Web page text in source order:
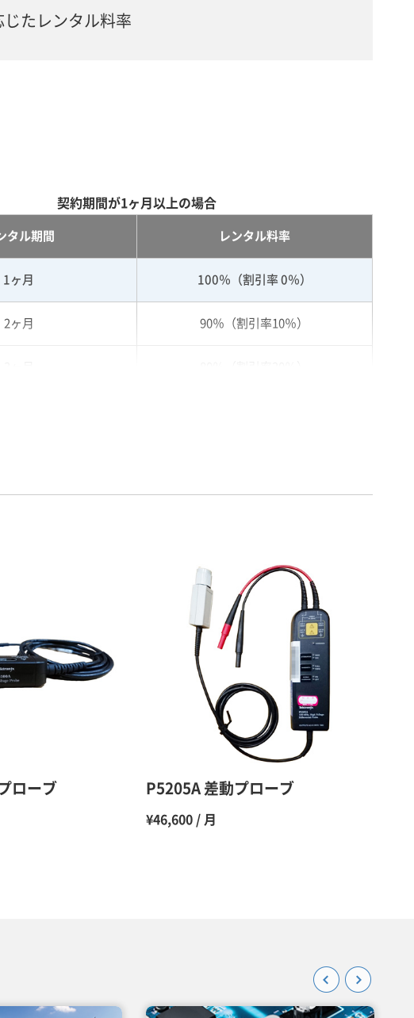
たレンタル料率
契約期間が1ヶ月以上の場合
タル期間 レンタル料率
1ヶ月 100％（割引率 0％）
2ヶ月 90％（割引率10％）
6ヶ月 65％（割引率35％）
55％（割引率45％）
50％（割引率50％）
10ヶ月 48％（割引率52％）
47％（割引率53％）
45％（割引率55％）
ローブ P5205A 差動プローブ
¥46,600 / 月